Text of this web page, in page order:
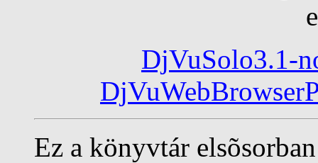
DjVuSolo3.1-
Ez a könyvtár